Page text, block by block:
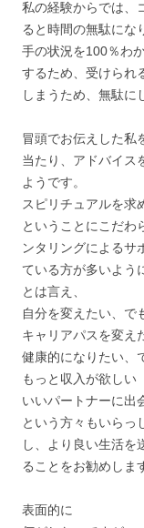
私の経験からでは、
ると時間の無駄にな
手の状況を100％わ
するため、受けられ
しまうため、無駄に
冒頭でお伝えした私
当たり、アドバイス
ようです。
スピリチュアルを求
ということにこだわ
ンタリングによるサ
ている方が多いよう
とは言え、
自分を変えたい、で
キャリアパスを変え
健康的になりたい、
もっと収入が欲しい
いいパートナーに出
という方々もいらっ
し、より良い生活を
ることをお勧めしま
表面的に